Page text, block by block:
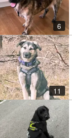
6
11